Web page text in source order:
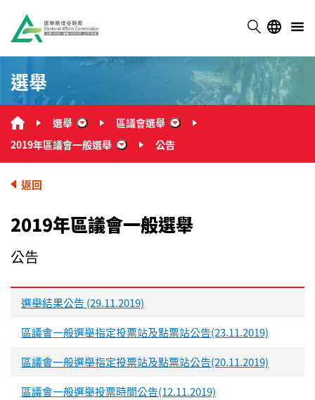
選舉
選舉 “選舉”區議會選舉
“區議會選舉”
2019年區議會一般選舉
“2019年區議會一般選舉”
公告
返回
2019年區議會一般選舉
公告
選舉結果公告 (29.11.2019)
區議會一般選舉指定投票站及點票站公告(23.11.2019)
區議會一般選舉指定投票站及點票站公告(20.11.2019)
區議會一般選舉投票時間公告(12.11.2019)